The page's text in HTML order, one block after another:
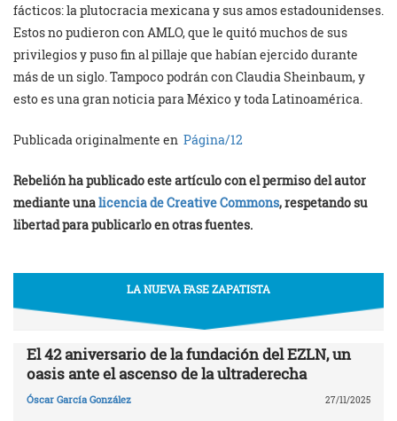
fácticos: la plutocracia mexicana y sus amos estadounidenses.
Estos no pudieron con AMLO, que le quitó muchos de sus
privilegios y puso fin al pillaje que habían ejercido durante
más de un siglo. Tampoco podrán con Claudia Sheinbaum, y
esto es una gran noticia para México y toda Latinoamérica.
Publicada originalmente en Página/12
Rebelión ha publicado este artículo con el permiso del autor
mediante unalicencia de Creative Commons, respetando su
libertad para publicarlo en otras fuentes.
LA NUEVA FASE ZAPATISTA
El 42 aniversario de la fundación del EZLN, un
oasis ante el ascenso de la ultraderecha
Óscar García González 27/11/2025